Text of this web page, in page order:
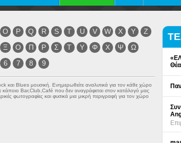
O P Q R S T U V W X Y
Z
Ξ Ο Π Ρ Σ Τ Υ Φ Χ Ψ
Ω
6 7 8 9
και Blues μουσική. Ενημερωθείτε αναλυτικά για τον κάθε χώρο
κάποιο Bar,Club,Café που δεν αναγράφεται στον κατάλογό μας
φωτογραφίες και φυσικά μια μικρή περιγραφή για τον χώρο